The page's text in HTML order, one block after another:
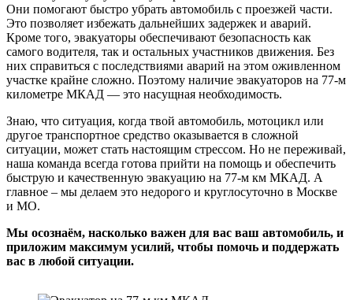
Они помогают быстро убрать автомобиль с проезжей части.
Это позволяет избежать дальнейших задержек и аварий.
Кроме того, эвакуаторы обеспечивают безопасность как
самого водителя, так и остальных участников движения. Без
них справиться с последствиями аварий на этом оживленном
участке крайне сложно. Поэтому наличие эвакуаторов на 77-м
километре МКАД — это насущная необходимость.
Знаю, что ситуация, когда твой автомобиль, мотоцикл или
другое транспортное средство оказывается в сложной
ситуации, может стать настоящим стрессом. Но не переживай,
наша команда всегда готова прийти на помощь и обеспечить
быструю и качественную эвакуацию на 77-м км МКАД. А
главное – мы делаем это недорого и круглосуточно в Москве
и МО.
Мы осознаём, насколько важен для вас ваш автомобиль, и
приложим максимум усилий, чтобы помочь и поддержать
вас в любой ситуации.